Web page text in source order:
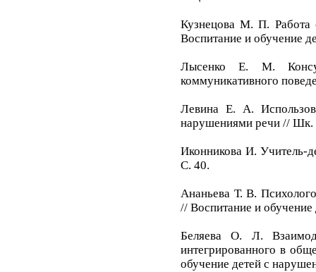
Кузнецова М. П.
Воспитание и обучение
Лысенко Е. М.
коммуникативного
Левина Е. А.
нарушениями речи // Шк.
Иконникова И. Учитель-
С. 40.
Ананьева Т. В.
// Воспитание и
Беляева О. Л.
интегрированного в
обучение детей с